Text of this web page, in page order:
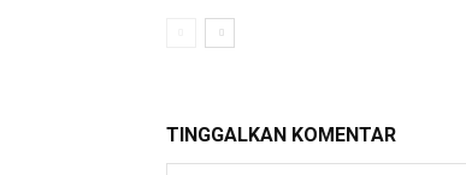
TINGGALKAN KOMENTAR